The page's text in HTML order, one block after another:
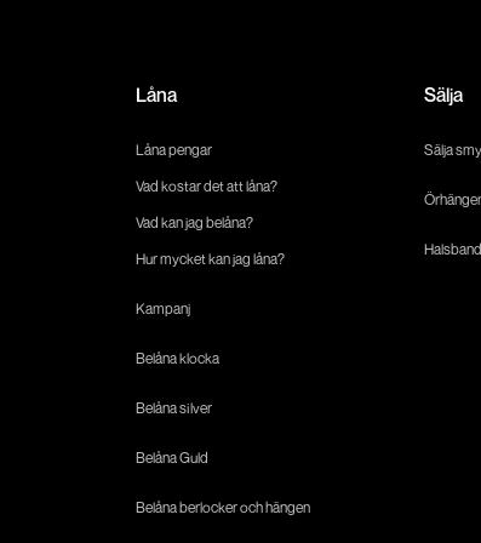
Låna
Låna pengar
Vad kostar det att låna?
Vad kan jag belåna?
Hur mycket kan jag låna?
Kampanj
Belåna klocka
Belåna silver
Belåna Guld
Belåna berlocker och hängen
Sälja
Sälja
Halsband